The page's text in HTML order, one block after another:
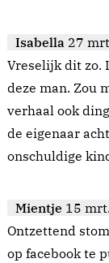
Isabella 27
Vreselijk dit zo.
deze man. Zou
verhaal ook
de eigenaar
onschuldige
Mientje 15
Ontzettend
op facebook te